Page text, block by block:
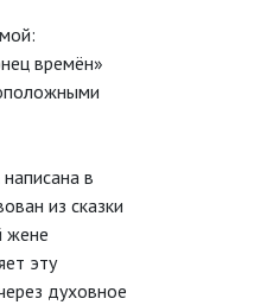
времён»
в
из сказки
жене
эту
духовное